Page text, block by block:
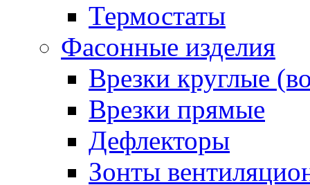
Термостаты
Фасонные изделия
Врезки круглые
Врезки прямые
Дефлекторы
Зонты